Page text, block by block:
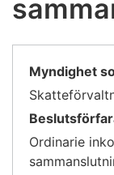
Myndighet
Ordinarie